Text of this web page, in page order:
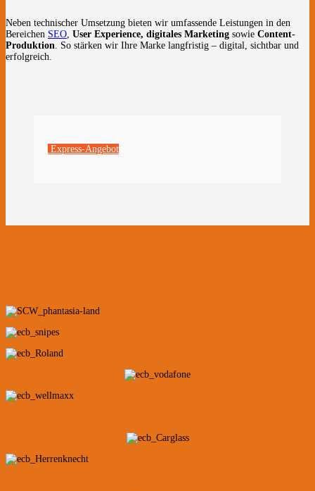
Neben technischer Umsetzung bieten wir umfassende Leistungen in den
Bereichen SEO, User Experience, digitales Marketing sowie Content-
Produktion. So stärken wir Ihre Marke langfristig – digital, sichtbar und
erfolgreich.
Express-Angebot